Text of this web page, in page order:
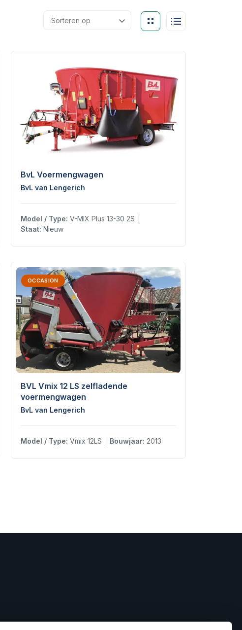
BvL Voermengwagen
BvL van Lengerich
Model / Type: V-MIX Plus 13-30 2S
Staat: Nieuw
OCCASION
BVL Vmix 12 LS zelfladende
voermengwagen
BvL van Lengerich
Model / Type: Vmix 12LS Bouwjaar: 2013